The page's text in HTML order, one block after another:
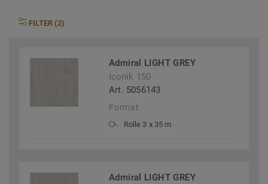
FILTER (2)
Admiral LIGHT GREY
Iconik 150
Art. 5056143
Format
Rolle 3 x 35 m
Admiral LIGHT GREY